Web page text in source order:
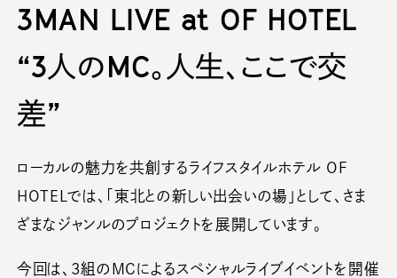
3MAN LIVE at OF HOTEL
“3人のMC。人生、ここで交
差”
ローカルの魅力を共創するライフスタイルホテル OF
HOTELでは、「東北との新しい出会いの場」として、さま
ざまなジャンルのプロジェクトを展開しています。
今回は、3組のMCによるスペシャルライブイベントを開催